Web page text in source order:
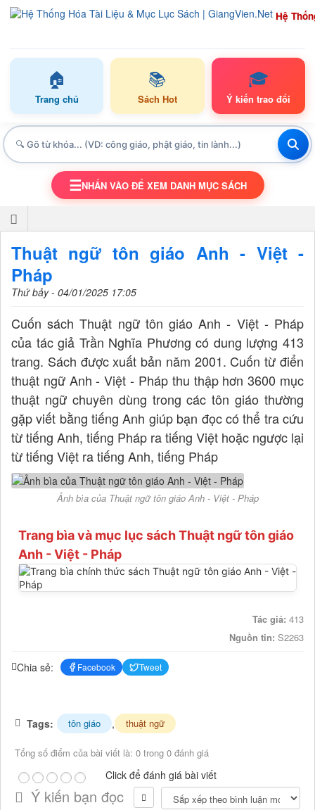
Hệ
🏠
Trang chủ
📚
Sách Hot
🎓
Ý kiến trao đổi
TOGGLE NAVIGATION
☰NHẤN VÀO ĐỂ XEM DANH MỤC SÁCH
Thuật ngữ tôn giáo Anh - Việt -
Pháp
Thứ bảy - 04/01/2025 17:05
Cuốn sách Thuật ngữ tôn giáo Anh - Việt - Pháp
của tác giả Trần Nghĩa Phương có dung lượng 413
trang. Sách được xuất bản năm 2001. Cuốn từ điển
thuật ngữ Anh - Việt - Pháp thu thập hơn 3600 mục
thuật ngữ chuyên dùng trong các tôn giáo thường
gặp viết bằng tiếng Anh giúp bạn đọc có thể tra cứu
từ tiếng Anh, tiếng Pháp ra tiếng Việt hoặc ngược lại
từ tiếng Việt ra tiếng Anh, tiếng Pháp
Ảnh bìa của Thuật ngữ tôn giáo Anh - Việt - Pháp
Trang bìa và mục lục sách Thuật ngữ tôn giáo
Anh - Việt - Pháp
Tác giả: 413
Nguồn tin: S2263
Chia sẻ: Facebook Tweet
Tags: tôn giáo , thuật ngữ
Tổng số điểm của bài viết là: 0 trong 0 đánh giá
Click để đánh giá bài viết
Ý kiến bạn đọc